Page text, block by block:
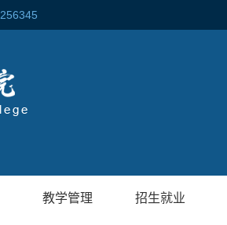
教学管理 招生就业